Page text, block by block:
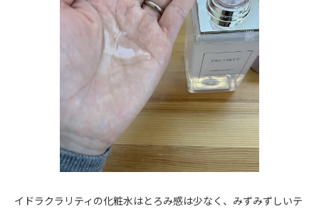
イドラクラリティの化粧水はとろみ感は少なく、みずみずしいテ